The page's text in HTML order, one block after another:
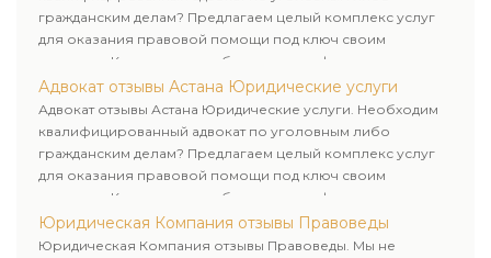
гражданским делам? Предлагаем целый комплекс услуг
для оказания правовой помощи под ключ своим
клиентам. Комплексное обслуживание физических и
юридических лиц. Индивидуальный подход к каждому
клиенту.
Адвокат отзывы Астана Юридические услуги
Адвокат отзывы Астана Юридические услуги. Необходим
квалифицированный адвокат по уголовным либо
гражданским делам? Предлагаем целый комплекс услуг
для оказания правовой помощи под ключ своим
клиентам. Комплексное обслуживание физических и
юридических лиц. Индивидуальный подход к каждому
клиенту.
Юридическая Компания отзывы Правоведы
Юридическая Компания отзывы Правоведы. Мы не